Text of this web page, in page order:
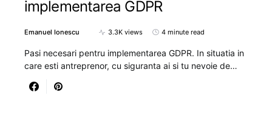
implementarea GDPR
Emanuel Ionescu 3.3K views 4 minute read
Pasi necesari pentru implementarea GDPR. In situatia in
care esti antreprenor, cu siguranta ai si tu nevoie de…